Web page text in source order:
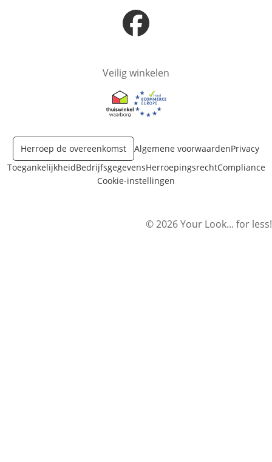
Opent in nieuw venster
Veilig winkelen
Opent in nieuw venster
Opent in nieuw venster
Herroep de overeenkomst Algemene voorwaardenPrivacy
ToegankelijkheidBedrijfsgegevensHerroepingsrechtCompliance
Cookie-instellingen
© 2026 Your Look... for less!